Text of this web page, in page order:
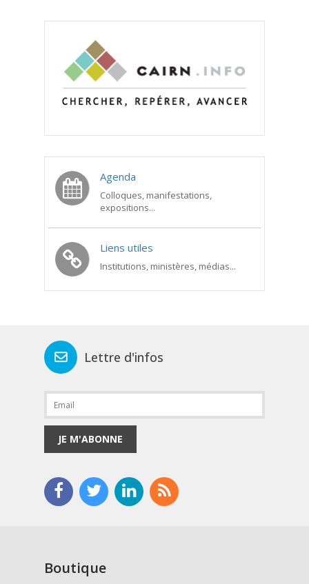
Agenda
Colloques, manifestations,
expositions...
Liens utiles
Institutions, ministères, médias...
Lettre d'infos
JE M'ABONNE
Boutique